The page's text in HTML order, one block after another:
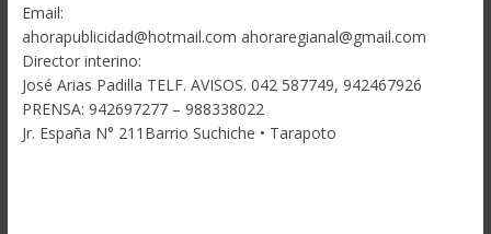
Email:
ahorapublicidad@hotmail.com ahoraregianal@gmail.com
Director interino:
José Arias Padilla TELF. AVISOS. 042 587749, 942467926
PRENSA: 942697277 – 988338022
Jr. España N° 211Barrio Suchiche • Tarapoto